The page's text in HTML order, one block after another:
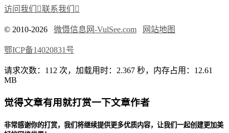
访问我们 联系我们 
© 2010-2026 微慑信息网-VulSee.com 网站地图
鄂ICP备14020831号
请求次数：112 次，加载用时：2.367 秒，内存占用：12.61
MB
觉得文章有用就打赏一下文章作者
非常感谢你的打赏，我们将继续提供更多优质内容，让我们一起创建更加美